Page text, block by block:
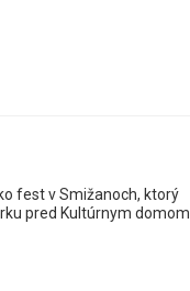
fest v Smižanoch, ktorý
pred Kultúrnym domom.